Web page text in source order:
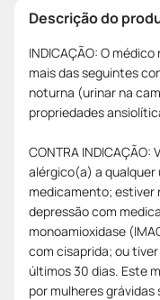
Descrição do
INDICAÇÃO: O
mais das seguintes
noturna (urinar na
propriedades
CONTRA
alérgico(a) a
medicamento;
depressão com
monoamioxidase
com cisaprida; ou
últimos 30 dias. Este
por mulheres